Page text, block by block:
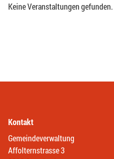
Keine Veranstaltungen gefunden.
Kontakt
Gemeindeverwaltung
Affolternstrasse 3